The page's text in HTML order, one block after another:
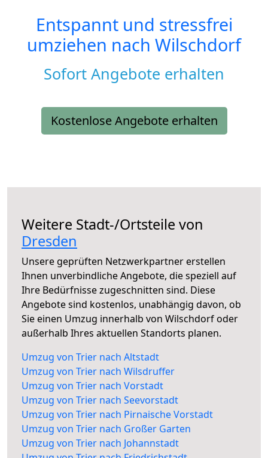
Entspannt und stressfrei
umziehen nach Wilschdorf
Sofort Angebote erhalten
Kostenlose Angebote erhalten
Weitere Stadt-/Ortsteile von
Dresden
Unsere geprüften Netzwerkpartner erstellen
Ihnen unverbindliche Angebote, die speziell auf
Ihre Bedürfnisse zugeschnitten sind. Diese
Angebote sind kostenlos, unabhängig davon, ob
Sie einen Umzug innerhalb von Wilschdorf oder
außerhalb Ihres aktuellen Standorts planen.
Umzug von Trier nach Altstadt
Umzug von Trier nach Wilsdruffer
Umzug von Trier nach Vorstadt
Umzug von Trier nach Seevorstadt
Umzug von Trier nach Pirnaische Vorstadt
Umzug von Trier nach Großer Garten
Umzug von Trier nach Johannstadt